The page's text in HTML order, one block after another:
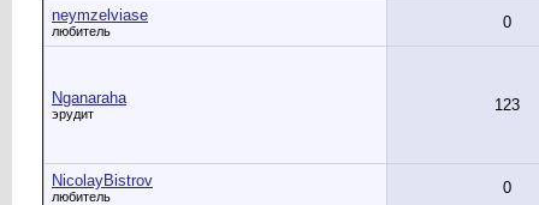
neymzelviase
любитель 0
Nganaraha
эрудит 123
NicolayBistrov
любитель 0